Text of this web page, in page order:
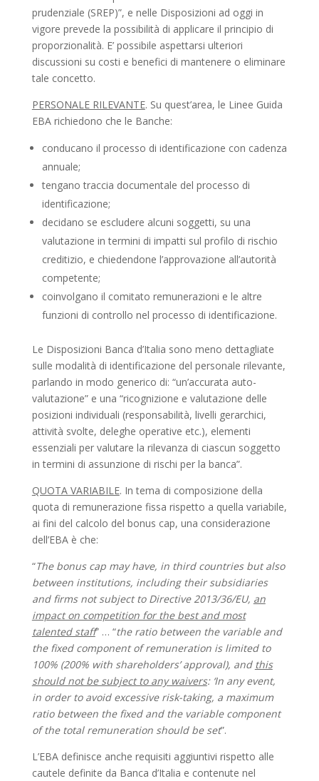
prudenziale (SREP)”, e nelle Disposizioni ad oggi in
vigore prevede la possibilità di applicare il principio di
proporzionalità. E’ possibile aspettarsi ulteriori
discussioni su costi e benefici di mantenere o eliminare
tale concetto.
PERSONALE RILEVANTE. Su quest’area, le Linee Guida
EBA richiedono che le Banche:
conducano il processo di identificazione con cadenza
annuale;
tengano traccia documentale del processo di
identificazione;
decidano se escludere alcuni soggetti, su una
valutazione in termini di impatti sul profilo di rischio
creditizio, e chiedendone l’approvazione all’autorità
competente;
coinvolgano il comitato remunerazioni e le altre
funzioni di controllo nel processo di identificazione.
Le Disposizioni Banca d’Italia sono meno dettagliate
sulle modalità di identificazione del personale rilevante,
parlando in modo generico di: “un’accurata auto-
valutazione” e una “ricognizione e valutazione delle
posizioni individuali (responsabilità, livelli gerarchici,
attività svolte, deleghe operative etc.), elementi
essenziali per valutare la rilevanza di ciascun soggetto
in termini di assunzione di rischi per la banca”.
QUOTA VARIABILE. In tema di composizione della
quota di remunerazione fissa rispetto a quella variabile,
ai fini del calcolo del bonus cap, una considerazione
dell’EBA è che:
“The bonus cap may have, in third countries but also
between institutions, including their subsidiaries
and firms not subject to Directive 2013/36/EU, an
impact on competition for the best and most
talented staff” … “the ratio between the variable and
the fixed component of remuneration is limited to
100% (200% with shareholders’ approval), and this
should not be subject to any waivers: ‘In any event,
in order to avoid excessive risk-taking, a maximum
ratio between the fixed and the variable component
of the total remuneration should be set”.
L’EBA definisce anche requisiti aggiuntivi rispetto alle
cautele definite da Banca d’Italia e contenute nel